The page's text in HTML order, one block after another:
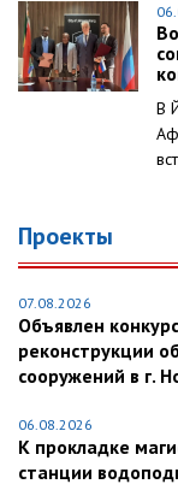
В
Проекты
07.08.2026
Объявлен
реконструкции
сооружений в г.
06.08.2026
К прокладке
станции